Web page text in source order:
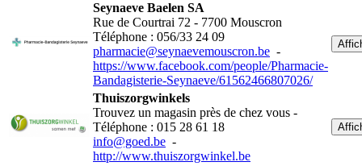
Seynaeve Baelen SA
Rue de Courtrai 72 - 7700 Mouscron
Téléphone : 056/33 24 09
pharmacie@seynaevemouscron.be -
https://www.facebook.com/people/Pharmacie-
Bandagisterie-Seynaeve/61562466807026/
Thuiszorgwinkels
Trouvez un magasin près de chez vous -
Téléphone : 015 28 61 18
info@goed.be -
http://www.thuiszorgwinkel.be